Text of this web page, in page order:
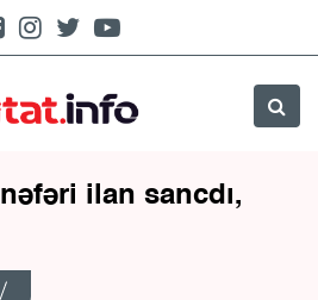
ilan sancdı,